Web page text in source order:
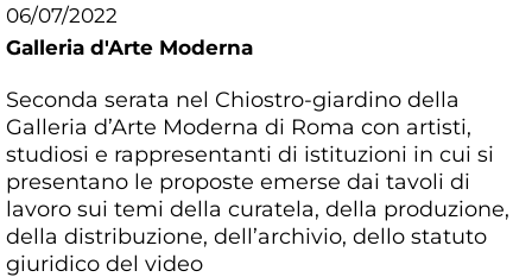
06/07/2022
Galleria d'Arte Moderna
Seconda serata nel Chiostro-giardino della
Galleria d’Arte Moderna di Roma con artisti,
studiosi e rappresentanti di istituzioni in cui si
presentano le proposte emerse dai tavoli di
lavoro sui temi della curatela, della produzione,
della distribuzione, dell’archivio, dello statuto
giuridico del video